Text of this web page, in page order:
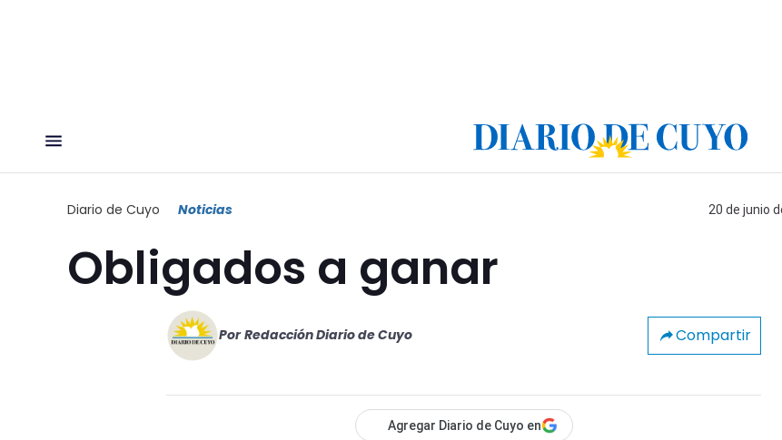
Diario de Cuyo Noticias 20 de junio
Obligados a ganar
Por Redacción Diario de Cuyo Compartir
Agregar Diario de Cuyo en